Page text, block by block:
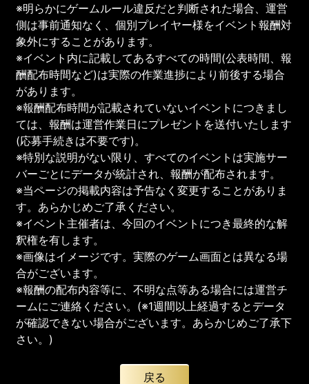
※明らかにゲームルール違反だと判断された場合、運営
側は事前通知なく、個別プレイヤー様をイベント報酬対
象外にすることがあります。
※イベント内に記載してあるすべての時間(公表時間、報
酬配布時間など)は実際の作業進捗により前後する場合
があります。
※報酬配布時間が記載されていないイベントにつきまし
ては、報酬は運営作業日にプレゼントを送付いたします
(応募手続きは不要です)。
※特別な説明がない限り、すべてのイベントは実施サー
バーごとにデータが統計され、報酬が配布されます。
※当ページの掲載内容は予告なく変更することがありま
す。あらかじめご了承ください。
※イベント主催者は、今回のイベントにつき最終的な解
釈権を有します。
※画像はイメージです。実際のゲーム画面とは異なる場
合がございます。
※報酬の配布内容等に、不明な点等ある場合には運営チ
ームにご連絡ください。(※1週間以上経過するとデータ
が確認できない場合がございます。あらかじめご了承下
さい。)
戻る